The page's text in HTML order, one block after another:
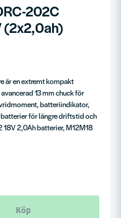
202C
(2x2,0ah)
är en extremt kompakt
13 mm chuck för
batteriindikator,
för längre driftstid och
2,0Ah batterier, M12M18
Köp